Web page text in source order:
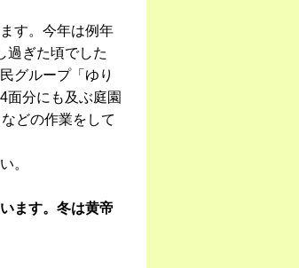
す。今年は例年
過ぎた頃でした
グループ「ゆり
面分にも及ぶ庭園
どの作業をして
。
ます。冬は黄帝